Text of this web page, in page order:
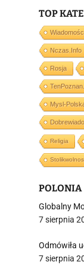
TOP
Nczas.info
Rosja
Mysl-
Religia
POLONIA
Globalny
7 sierpnia
Odmówiła
7 sierpnia